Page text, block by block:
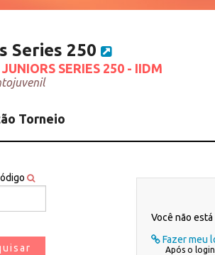
Series 250
SERIES 250 - IIDM
Torneio
Você não
Fazer meu
Após o